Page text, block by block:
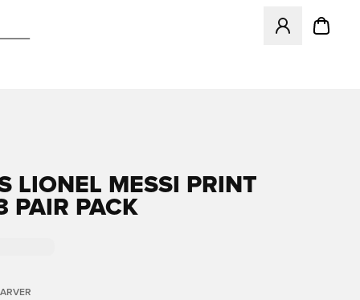
Åbner en
LIONEL MESSI PRINT
PAIR PACK